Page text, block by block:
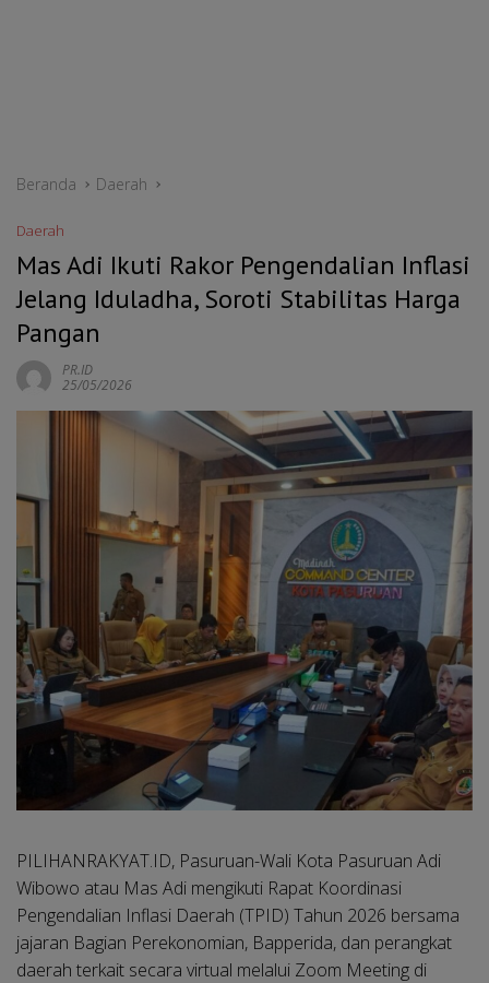
Beranda Daerah
Daerah
Mas Adi Ikuti Rakor Pengendalian Inflasi
Jelang Iduladha, Soroti Stabilitas Harga
Pangan
PR.ID
25/05/2026
PILIHANRAKYAT.ID, Pasuruan-Wali Kota Pasuruan Adi
Wibowo atau Mas Adi mengikuti Rapat Koordinasi
Pengendalian Inflasi Daerah (TPID) Tahun 2026 bersama
jajaran Bagian Perekonomian, Bapperida, dan perangkat
daerah terkait secara virtual melalui Zoom Meeting di